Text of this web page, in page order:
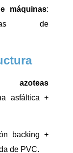
máquinas:
de
asfáltica +
backing +
de PVC.